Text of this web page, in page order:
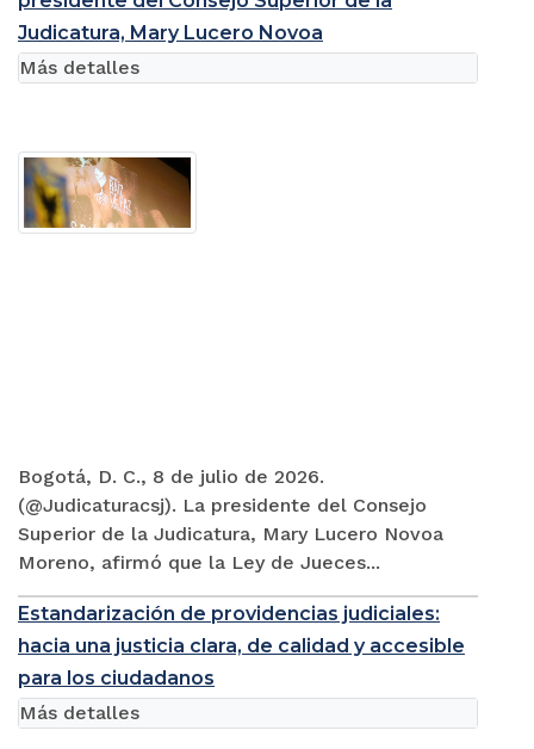
Judicatura, Mary Lucero Novoa
Bogotá, D. C., 8 de julio de 2026.
(@Judicaturacsj). La presidente del Consejo
Superior de la Judicatura, Mary Lucero Novoa
Moreno, afirmó que la Ley de Jueces...
Más detalles
Estandarización de providencias judiciales:
hacia una justicia clara, de calidad y accesible
para los ciudadanos
Más detalles